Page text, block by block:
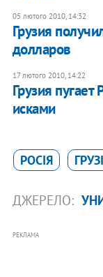
05 лютого 2010, 14:32
Грузия
долларов
17 лютого 2010, 14:22
Грузия
исками
РОСІЯ
ДЖЕРЕЛО:
РЕКЛАМА